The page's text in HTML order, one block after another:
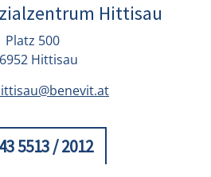
Hittisau
Platz 500
Hittisau
5513 / 2012